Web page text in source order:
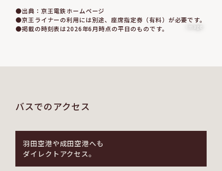
image
●出典：京王電鉄ホームページ
●京王ライナーの利用には別途、座席指定券（有料）が必要です。
●掲載の時刻表は2026年6月時点の平日のものです。
バスでのアクセス
羽田空港や成田空港へも
ダイレクトアクセス。